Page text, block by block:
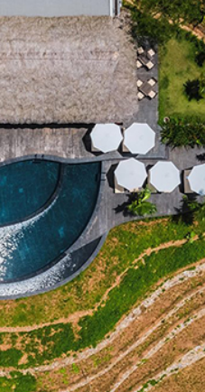
bao gồm ăn sáng
đêm bao gồm giường phụ
người/ đêm bao
2022, 31/12/2022): Giá
khi thanh toán mua
trả lại tiền thừa.